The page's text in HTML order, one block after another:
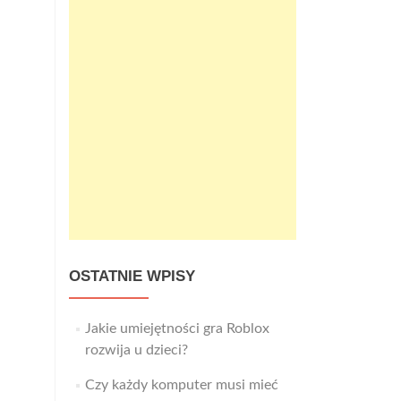
OSTATNIE WPISY
Jakie umiejętności gra Roblox
rozwija u dzieci?
Czy każdy komputer musi mieć